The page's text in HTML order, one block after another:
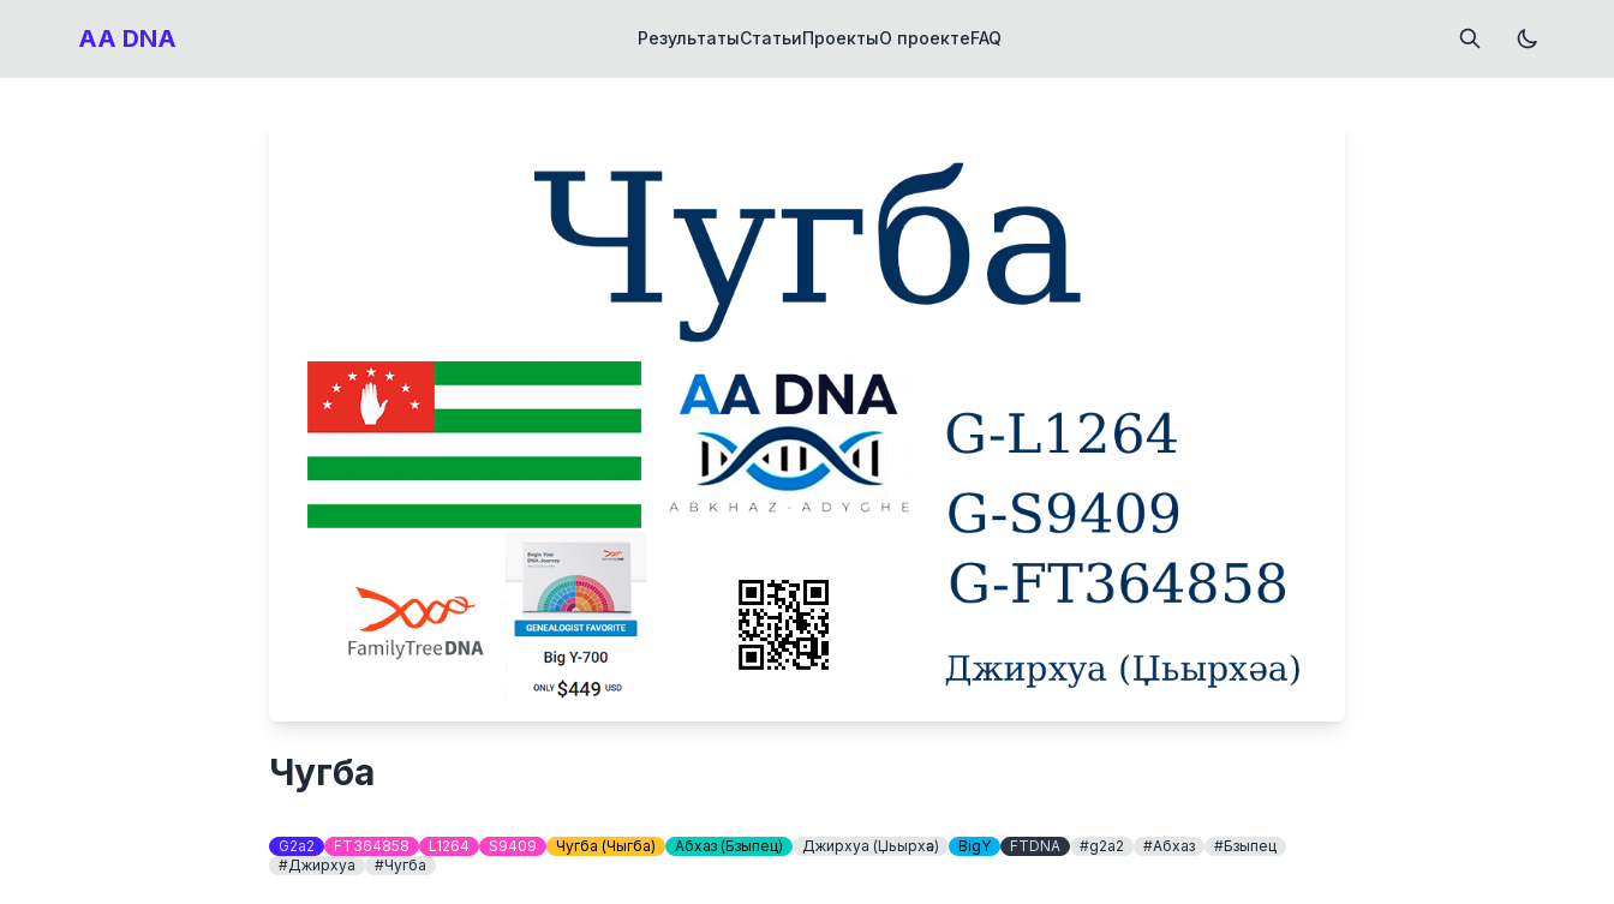
AA DNA РезультатыСтатьиПроектыО проектеFAQ
Чугба
G2a2 FT364858 L1264 S9409 Чугба (Чыгәба) Абхаз (Бзыпец) Джирхуа (Џьырхәа) BigY FTDNA #g2a2 #Абхаз
#Бзыпец
#Джирхуа
#Чугба